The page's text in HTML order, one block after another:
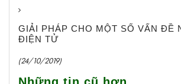
GIẢI PHÁP CHO MỘT SỐ VẤN ĐỀ
ĐIỆN TỬ
(24/10/2019)